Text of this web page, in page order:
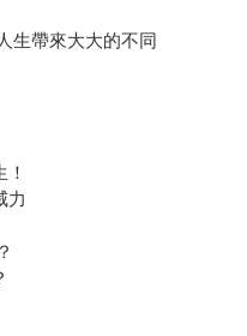
生帶來大大的不同
力